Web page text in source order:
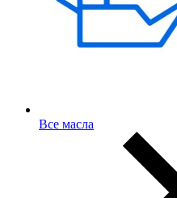
Все масла